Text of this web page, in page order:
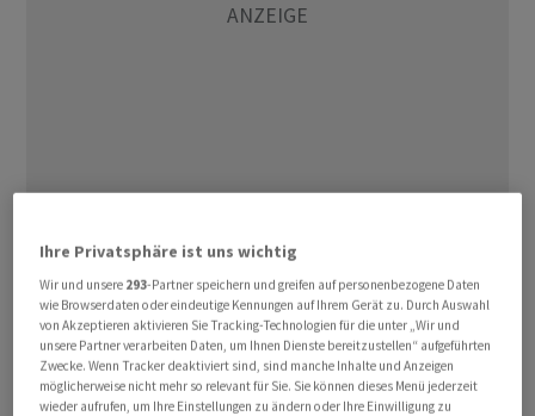
antritt, habe über 20 Jahren Berufserfahrung im
Immobilienbereich bei der Credit Suisse und Wincasa
gesammelt. Zudem sei er gut vernetzt in der
Westschweizer Immobilienwelt, teilte Nova Property
am Montag mit.
Ihre Privatsphäre ist uns wichtig
Wir und unsere 293-Partner speichern und greifen auf personenbezogene Daten
wie Browserdaten oder eindeutige Kennungen auf Ihrem Gerät zu. Durch Auswahl
von Akzeptieren aktivieren Sie Tracking-Technologien für die unter „Wir und
unsere Partner verarbeiten Daten, um Ihnen Dienste bereitzustellen“ aufgeführten
Zwecke. Wenn Tracker deaktiviert sind, sind manche Inhalte und Anzeigen
möglicherweise nicht mehr so relevant für Sie. Sie können dieses Menü jederzeit
wieder aufrufen, um Ihre Einstellungen zu ändern oder Ihre Einwilligung zu